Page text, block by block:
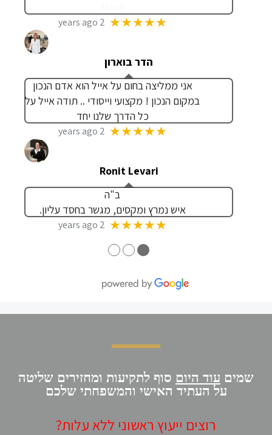
★★★★★
2 years ago
הדר בוארון
אני ממליצה בחום על אייל הוא אדם הנכון
במקום הנכון ! מקצועי וייסודי .. תודה אייל על
כל הדרך שלנו יחד
★★★★★
2 years ago
Ronit Levari
ב"ה
איש נמרץ ומקסים, מגשר בחסד עליון.
★★★★★
2 years ago
●
●
●
שמיםעוד היוםסוף לתקיעות ומחזירים שליטה
על העתיד האישי והמשפחתי שלכם
רוצים ייעוץ ראשוני ללא עלות?